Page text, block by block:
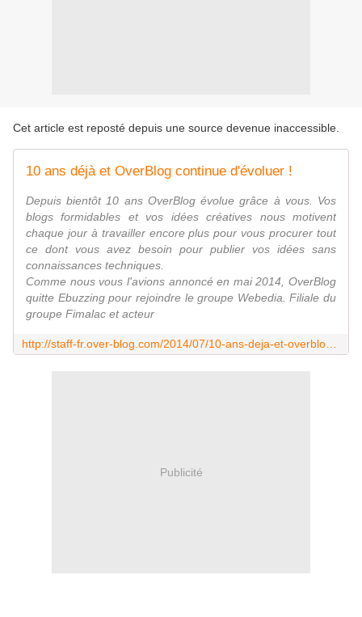
Cet article est reposté depuis une source devenue inaccessible.
10 ans déjà et OverBlog continue d'évoluer !
Depuis bientôt 10 ans OverBlog évolue grâce à vous. Vos
blogs formidables et vos idées créatives nous motivent
chaque jour à travailler encore plus pour vous procurer tout
ce dont vous avez besoin pour publier vos idées sans
connaissances techniques.
Comme nous vous l'avions annoncé en mai 2014, OverBlog
quitte Ebuzzing pour rejoindre le groupe Webedia. Filiale du
groupe Fimalac et acteur
Publicité